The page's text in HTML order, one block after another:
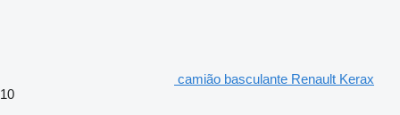
camião basculante Renault Kerax
10